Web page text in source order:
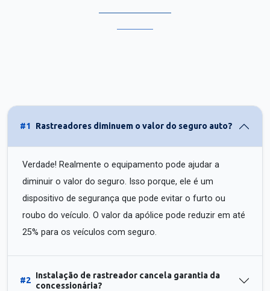
#1 Rastreadores diminuem o valor do seguro auto?
Verdade! Realmente o equipamento pode ajudar a
diminuir o valor do seguro. Isso porque, ele é um
dispositivo de segurança que pode evitar o furto ou
roubo do veículo. O valor da apólice pode reduzir em até
25% para os veículos com seguro.
#2
Instalação de rastreador cancela garantia da
concessionária?